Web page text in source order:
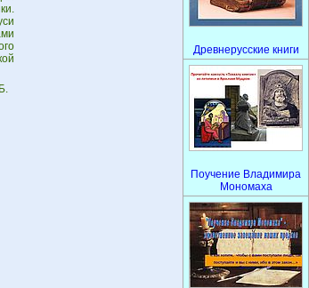
Древнерусские книги
Поучение Владимира
Мономаха